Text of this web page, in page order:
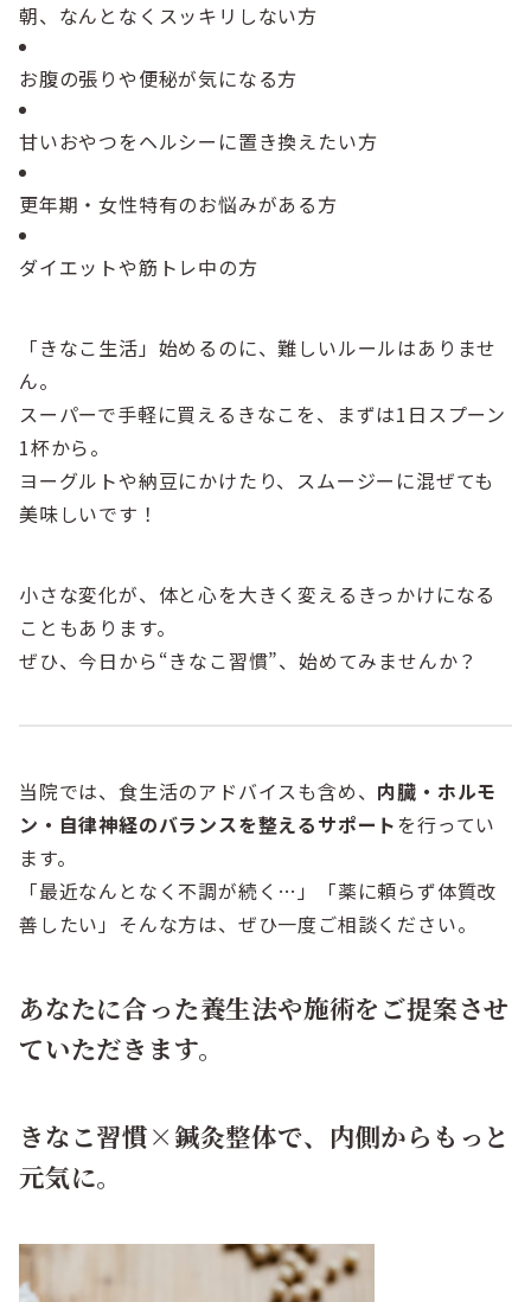
朝、なんとなくスッキリしない方
お腹の張りや便秘が気になる方
甘いおやつをヘルシーに置き換えたい方
更年期・女性特有のお悩みがある方
ダイエットや筋トレ中の方
「きなこ生活」始めるのに、難しいルールはありませ
ん。
スーパーで手軽に買えるきなこを、まずは1日スプーン
1杯から。
ヨーグルトや納豆にかけたり、スムージーに混ぜても
美味しいです！
小さな変化が、体と心を大きく変えるきっかけになる
こともあります。
ぜひ、今日から“きなこ習慣”、始めてみませんか？
当院では、食生活のアドバイスも含め、 内臓・ホルモ
ン・自律神経のバランスを整えるサポートを行ってい
ます。
「最近なんとなく不調が続く…」「薬に頼らず体質改
善したい」そんな方は、ぜひ一度ご相談ください。
あなたに合った養生法や施術をご提案させ
ていただきます。
きなこ習慣×鍼灸整体で、内側からもっと
元気に。